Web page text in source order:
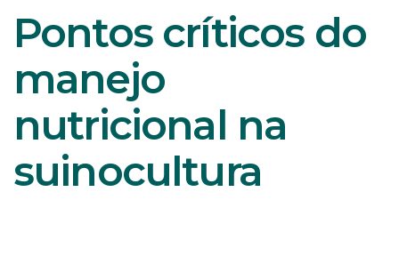
Pontos críticos do
manejo
nutricional na
suinocultura